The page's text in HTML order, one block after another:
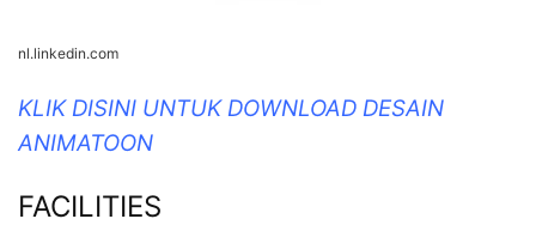
nl.linkedin.com
KLIK DISINI UNTUK DOWNLOAD DESAIN
ANIMATOON
FACILITIES